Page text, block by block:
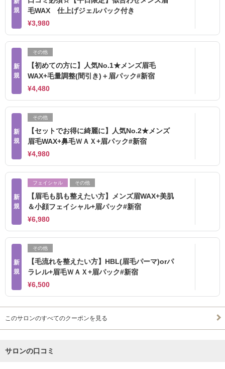
規
毛WAX 仕上げジェルパック付き
¥3,980
新
規
その他
【初めての方に】人気No.1★メンズ眉毛
WAX+毛量調整(間引き)＋眉パック#新宿
¥4,480
新
規
その他
【セットでお得に綺麗に】人気No.2★メンズ
眉毛WAX+鼻毛ＷＡＸ+眉パック#新宿
¥4,980
新
規
フェイシャル その他
【眉毛も肌も整えたい方】メンズ眉WAX+美肌
＆小顔フェイシャル+眉パック#新宿
¥6,980
新
規
その他
【毛流れを整えたい方】HBL(眉毛パーマ)orパ
ラレル+眉毛ＷＡＸ+眉パック#新宿
¥6,500
このサロンのすべてのクーポンを見る
サロンの口コミ